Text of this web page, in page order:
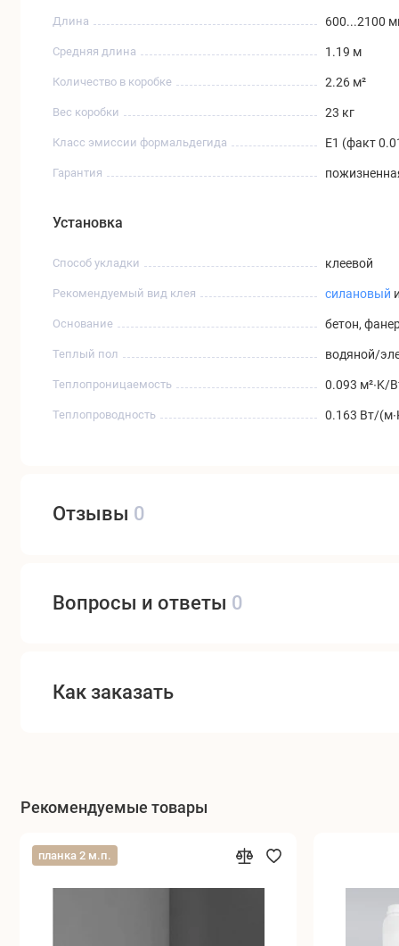
Длина 600...2100
Средняя длина 1.19 м
Количество в коробке 2.26 м²
Вес коробки 23 кг
Класс эмиссии формальдегида Е1 (факт
Гарантия
Установка
Способ укладки клеевой
Рекомендуемый вид клея силановый
Основание бетон,
Теплый пол водяной/
Теплопроницаемость 0.093 м²∙K/
Теплопроводность 0.163 Вт/
Отзывы 0
Вопросы и ответы 0
Как заказать
Рекомендуемые товары
планка 2 м.п.